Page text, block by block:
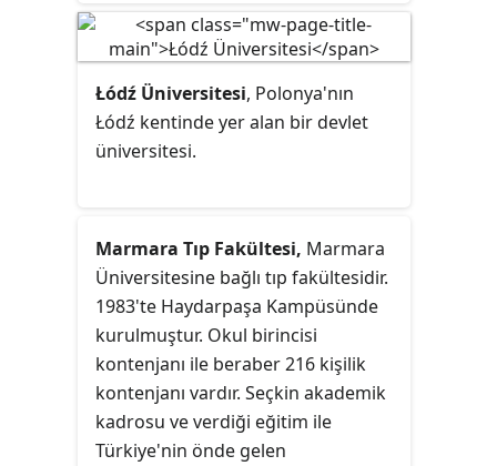
beslenmelerine, hastalıklarına,
rahatsızlıklarına ve yaralanmalarına
uzmanlıkla müdahale eden,
koruyucu hekimlik uygulamalarıyla
hastalıkları ve bozuklukları daha
araştırmalar ve uygulamalar yapan,
yaptığı çalışmalarla insan sağlığına
da hizmet eden bir tıp mensubu.
Veteriner fakültesinden mezun
olarak ve ülkelere göre değişen
şartları yerine getirerek unvan
Łódź Üniversitesi, Polonya'nın
Łódź kentinde yer alan bir devlet
üniversitesi.
Marmara Tıp Fakültesi, Marmara
Üniversitesine bağlı tıp fakültesidir.
1983'te Haydarpaşa Kampüsünde
kurulmuştur. Okul birincisi
kontenjanı ile beraber 216 kişilik
kontenjanı vardır. Seçkin akademik
kadrosu ve verdiği eğitim ile
Türkiye'nin önde gelen